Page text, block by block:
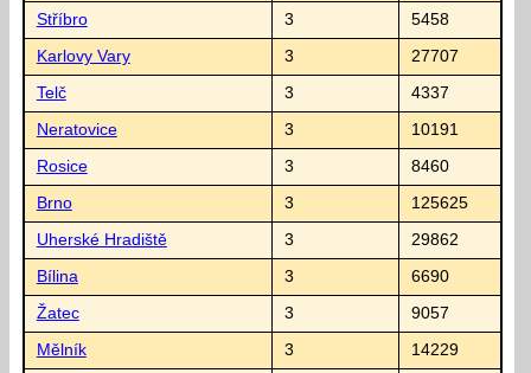
Stříbro 3 5458
Karlovy Vary 3 27707
Telč 3 4337
Neratovice 3 10191
Rosice 3 8460
Brno 3 125625
Uherské Hradiště 3 29862
Bílina 3 6690
Žatec 3 9057
Mělník 3 14229